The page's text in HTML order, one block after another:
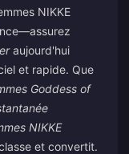
NIKKE
aujourd'hui
et rapide. Que
Goddess of
NIKKE
et convertit.